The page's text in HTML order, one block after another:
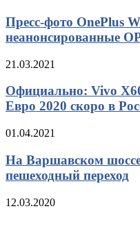
Пресс-фото OnePlus
неанонсированные
21.03.2021
Официально: Vivo
Евро 2020 скоро в
01.04.2021
На Варшавском
пешеходный переход
12.03.2020